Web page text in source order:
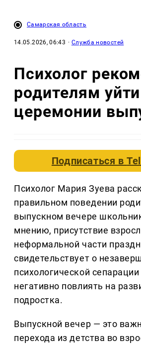
Самарская область
14.05.2026, 06:43 · Служба новостей
Психолог
родителям
церемонии
Подписаться в
Психолог Мария Зуева
правильном поведении
выпускном вечере
мнению, присутствие
неформальной части
свидетельствует о
психологической
негативно повлиять на
подростка.
Выпускной вечер — это
перехода из детства во